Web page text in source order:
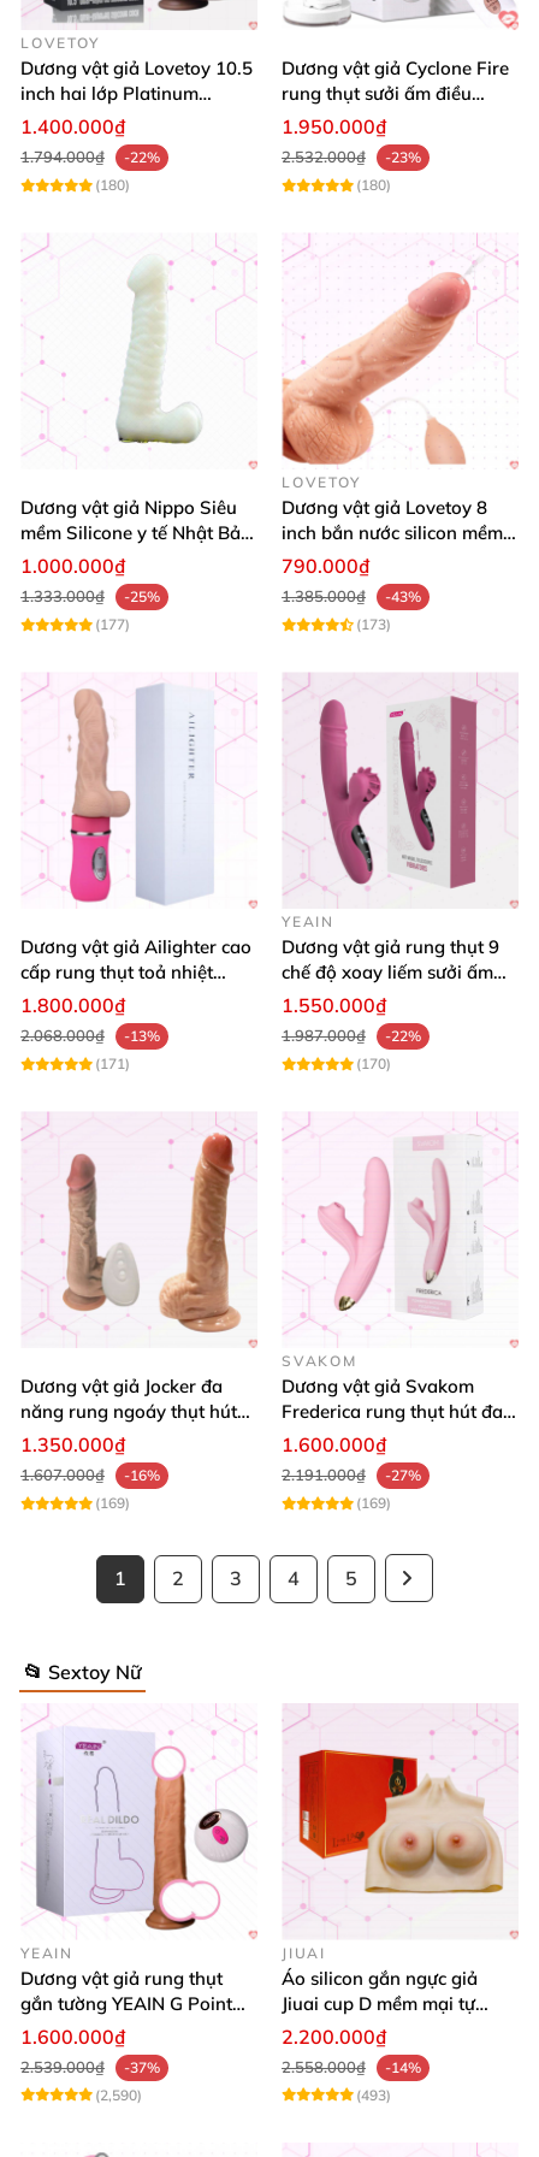
kém, hư hạithì liên hệ lại để Đây kiểm travà đền lại
mẫu khác.
LOVETOY
Dương vật giả Lovetoy 10.5
inch hai lớp Platinum
Silicone hàng khủng
1.400.000₫
1.794.000₫
-22%
(180)
Dương vật giả Cyclone Fire
rung thụt sưởi ấm điều
khiển từ xa tiện lợi
1.950.000₫
2.532.000₫
-23%
(180)
Dương vật giả Nippo Siêu
mềm Silicone y tế Nhật Bản
mua ngay
1.000.000₫
1.333.000₫
-25%
(177)
LOVETOY
Dương vật giả Lovetoy 8
inch bắn nước silicon mềm
mại thỏa mãn
790.000₫
1.385.000₫
-43%
(173)
Dương vật giả Ailighter cao
cấp rung thụt toả nhiệt
mềm mại kích thích
1.800.000₫
2.068.000₫
-13%
(171)
YEAIN
Dương vật giả rung thụt 9
chế độ xoay liếm sưởi ấm
cao cấp Yeain
1.550.000₫
1.987.000₫
-22%
(170)
Dương vật giả Jocker đa
năng rung ngoáy thụt hút
tường tỏa nhiệt
1.350.000₫
1.607.000₫
-16%
(169)
SVAKOM
Dương vật giả Svakom
Frederica rung thụt hút đa
năng silicon cao cấp
1.600.000₫
2.191.000₫
-27%
(169)
1 2 3 4 5
📂 Sextoy Nữ
YEAIN
Dương vật giả rung thụt
gắn tường YEAIN G Point
tỏa nhiệt điều khiển từ xa
1.600.000₫
2.539.000₫
-37%
(2,590)
JIUAI
Áo silicon gắn ngực giả
Jiuai cup D mềm mại tự
nhiên đẹp
2.200.000₫
2.558.000₫
-14%
(493)